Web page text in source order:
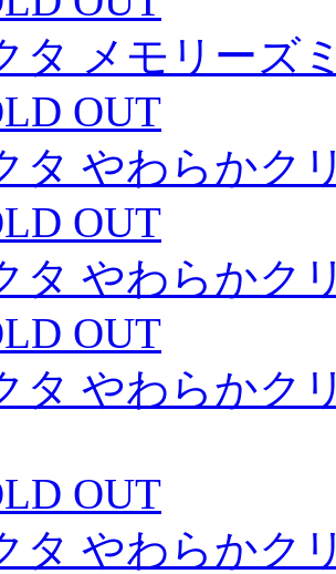
タ メモリーズ
OUT
タ やわらかク
OUT
タ やわらかク
OUT
タ やわらかク
OUT
タ やわらかク